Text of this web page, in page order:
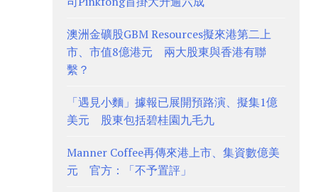
澳洲金礦股GBM Resources擬來港第二上
市、市值8億港元 兩大股東與香港有聯
繫？
「遇見小麵」據報已展開預路演、擬集1億
美元 股東包括碧桂園九毛九
Manner Coffee再傳來港上市、集資數億美
元 官方：「不予置評」